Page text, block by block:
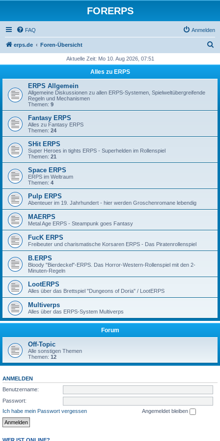
FORERPS
FAQ Anmelden
erps.de Foren-Übersicht
h
Aktuelle Zeit: Mo 10. Aug 2026, 07:51
Alles zu ERPS
ERPS Allgemein
Allgemeine Diskussionen zu allen ERPS-Systemen, Spielweltübergreifende
Regeln und Mechanismen
Themen: 9
Fantasy ERPS
Alles zu Fantasy ERPS
Themen: 24
SHit ERPS
Super Heroes in tights ERPS - Superhelden im Rollenspiel
Themen: 21
Space ERPS
ERPS im Weltraum
Themen: 4
Pulp ERPS
Abenteuer im 19. Jahrhundert - hier werden Groschenromane lebendig
MAERPS
Metal Age ERPS - Steampunk goes Fantasy
FucK ERPS
Freibeuter und charismatische Korsaren ERPS - Das Piratenrollenspiel
B.ERPS
Bloody "Bierdeckel"-ERPS. Das Horror-Western-Rollenspiel mit den 2-
Minuten-Regeln
LootERPS
Alles über das Brettspiel "Dungeons of Doria" / LootERPS
Multiverps
Alles über das ERPS-System Multiverps
Forum
Off-Topic
Alle sonstigen Themen
Themen: 12
ANMELDEN
Benutzername:
Passwort:
Ich habe mein Passwort vergessen
Angemeldet bleiben